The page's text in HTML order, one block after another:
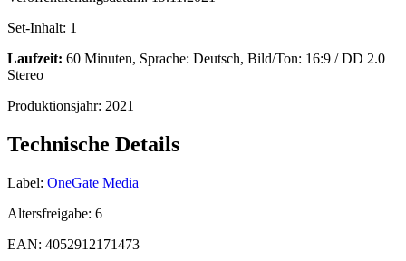
Set-Inhalt: 1
Laufzeit: 60 Minuten, Sprache: Deutsch, Bild/Ton: 16:9 / DD 2.0
Stereo
Produktionsjahr: 2021
Technische Details
Label: OneGate Media
Altersfreigabe: 6
EAN: 4052912171473